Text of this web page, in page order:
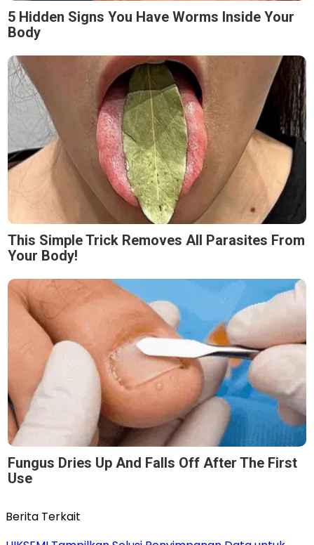
5 Hidden Signs You Have Worms Inside Your
Body
This Simple Trick Removes All Parasites From
Your Body!
Fungus Dries Up And Falls Off After The First
Use
Berita Terkait